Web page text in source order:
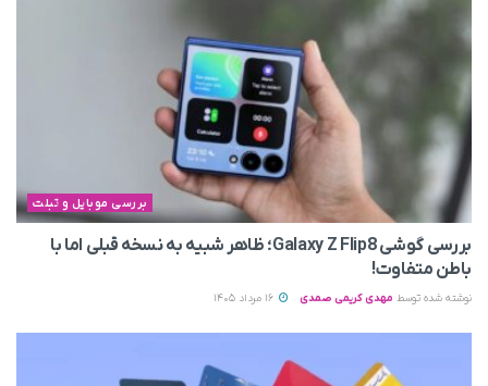
بررسی موبایل و تبلت
بررسی گوشی Galaxy Z Flip8؛ ظاهر شبیه به نسخه قبلی اما با
باطن متفاوت!
نوشته شده توسط مهدی کریمی صمدی